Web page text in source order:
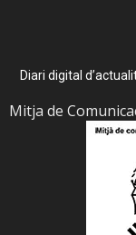
Diari digital
Mitja de